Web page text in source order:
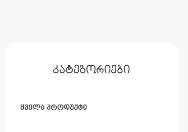
კატეგორიები
ყველა პროდუქტი